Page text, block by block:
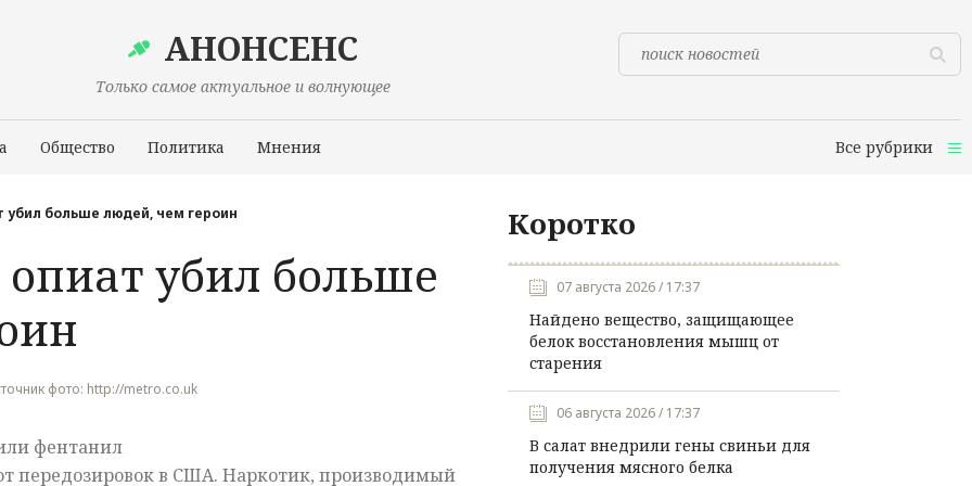
АНОНСЕНС
Только самое актуальное и волнующее
Общество Политика Мнения Все рубрики
Происшествия
убил больше людей, чем героин
убил больше
фото: http://metro.co.uk
фентанил
передозировок в США. Наркотик, производимый
Коротко
07 августа 2026 / 17:37
Найдено вещество, защищающее
белок восстановления мышц от
старения
06 августа 2026 / 17:37
В салат внедрили гены свиньи для
получения мясного белка